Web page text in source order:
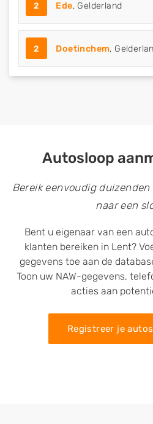
2 Ede, Gelderland
2 Doetinchem,
Autosloop
Bereik eenvoudig
naar een
Bent u eigenaar van een
klanten bereiken in Lent?
gegevens toe aan de
Toon uw NAW-gegevens,
acties aan
Registreer je